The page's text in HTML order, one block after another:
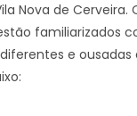
Nova de Cerveira.
familiarizados
e